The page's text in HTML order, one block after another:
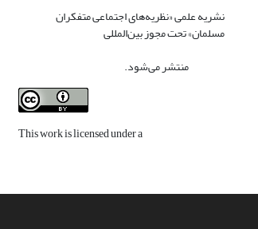
نشریه علمی «نظریه‌های اجتماعی متفکران
مسلمان» تحت مجوز بین‌المللی
منتشر می‌شود.
This work is licensed under a